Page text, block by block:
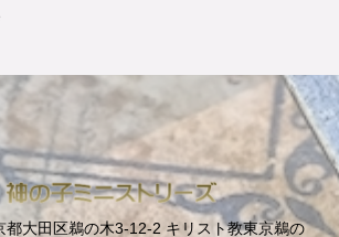
都大田区鵜の木3-12-2 キリスト教東京鵜の